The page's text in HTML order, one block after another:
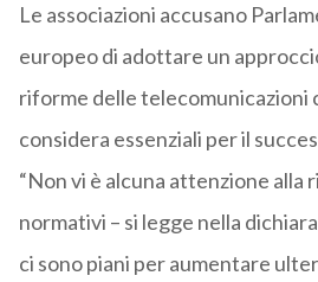
Le associazioni accusano
europeo di adottare un
riforme delle telecomunicazioni
considera essenziali per il
“Non vi è alcuna attenzione alla
normativi – si legge nella
ci sono piani per aumentare